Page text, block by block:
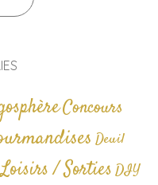
Concours
Deuil
/ SortiesDIY